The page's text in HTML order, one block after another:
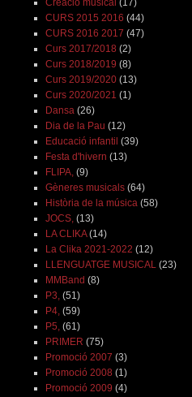
CURS 2015 2016 (44)
CURS 2016 2017 (47)
Curs 2017/2018 (2)
Curs 2018/2019 (8)
Curs 2019/2020(13)
Curs 2020/2021 (1)
Dansa (26)
Dia de la Pau (12)
Educació infantil (39)
Festa d'hivern (13)
FLIPA, (9)
Gèneres musicals(64)
Història de la música (58)
JOCS, (13)
LA CLIKA(14)
La Clika 2021-2022 (12)
LLENGUATGE MUSICAL (23)
MMBand (8)
P3, (51)
P4, (59)
P5, (61)
PRIMER (75)
Promoció 2007 (3)
Promoció 2008 (1)
Promoció 2009 (4)